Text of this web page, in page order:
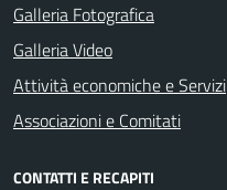
Galleria Fotografica
Galleria Video
Attività economiche e Servizi
Associazioni e Comitati
CONTATTI E RECAPITI